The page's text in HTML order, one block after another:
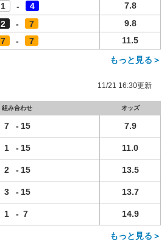
1 - 4
7.8
2 - 7
9.8
7 - 7
11.5
もっと見る＞
11/21 16:30更新
組み合わせ オッズ
7 - 15 7.9
1 - 15 11.0
2 - 15 13.5
3 - 15 13.7
1 - 7 14.9
もっと見る＞